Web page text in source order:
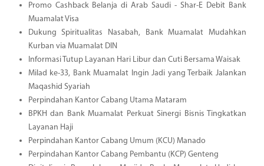
Promo Cashback Belanja di Arab Saudi - Shar-E Debit Bank
Muamalat Visa
Dukung Spiritualitas Nasabah, Bank Muamalat Mudahkan
Kurban via Muamalat DIN
Informasi Tutup Layanan Hari Libur dan Cuti Bersama Waisak
Milad ke-33, Bank Muamalat Ingin Jadi yang Terbaik Jalankan
Maqashid Syariah
Perpindahan Kantor Cabang Utama Mataram
BPKH dan Bank Muamalat Perkuat Sinergi Bisnis Tingkatkan
Layanan Haji
Perpindahan Kantor Cabang Umum (KCU) Manado
Perpindahan Kantor Cabang Pembantu (KCP) Genteng